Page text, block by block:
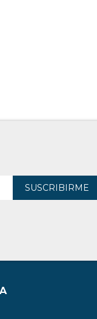
SUSCRIBIRME